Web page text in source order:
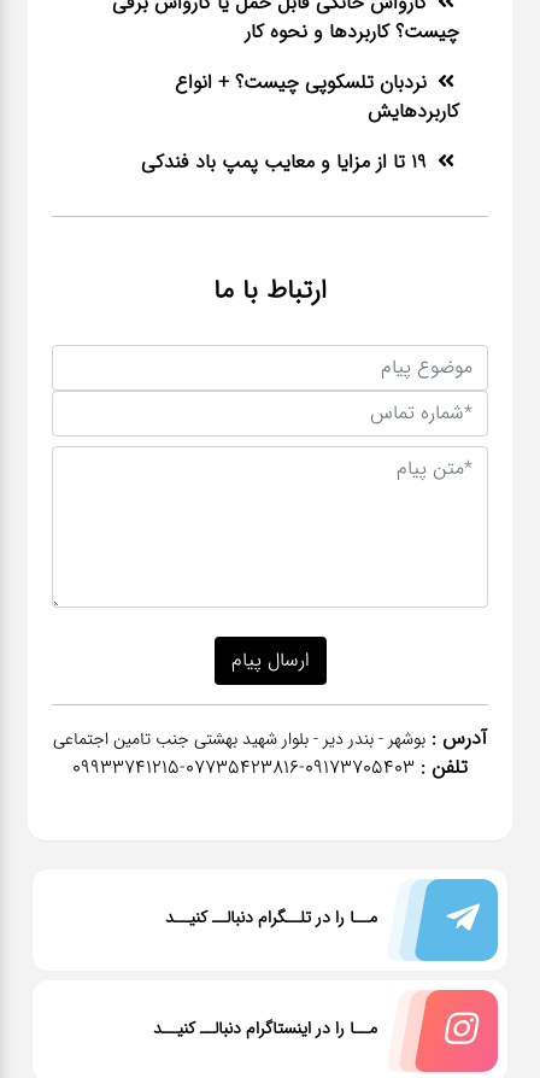
چیست؟ کاربردها و نحوه کار
نردبان تلسکوپی چیست؟ + انواع
کاربردهایش
19 تا از مزایا و معایب پمپ باد فندکی
ارتباط با ما
آدرس : بوشهر - بندر دیر - بلوار شهید بهشتی جنب تامین اجتماعی
تلفن : ٠٩١٧٣٧٠٥٤٠٣-07735423816-09933741215
مــا را در تلــگرام دنبالــ کنیــد
مــا را در اینستاگرام دنبالــ کنیــد